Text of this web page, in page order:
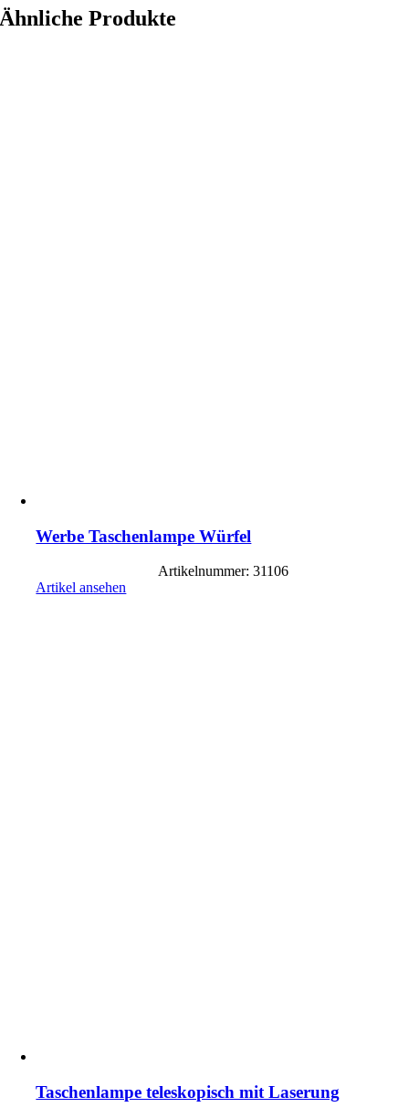
Ähnliche Produkte
Werbe Taschenlampe Würfel
Artikelnummer: 31106
Artikel ansehen
Taschenlampe teleskopisch mit Laserung